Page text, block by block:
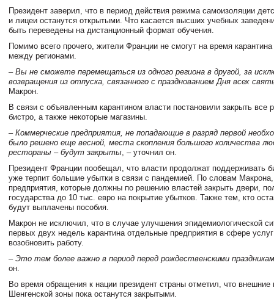
Президент заверил, что в период действия режима самоизоляции
и лицеи останутся открытыми. Что касается высших учебных
быть переведены на дистанционный формат обучения.
Помимо всего прочего, жители Франции не смогут на время карантина
между регионами.
– Вы не сможете перемещаться из одного региона в другой, за
возвращения из отпуска, связанного с празднованием Дня всех
Макрон.
В связи с объявленным карантином власти постановили закрыть все
бистро, а также некоторые магазины.
– Коммерческие предприятия, не попадающие в разряд первой
было решено еще весной, места скопления большого количества
рестораны – будут закрыты , – уточнил он.
Президент Франции пообещал, что власти продолжат поддерживать
уже терпит большие убытки в связи с пандемией. По словам
предприятия, которые должны по решению властей закрыть двери,
государства до 10 тыс. евро на покрытие убытков. Также тем, кто
будут выплачены пособия.
Макрон не исключил, что в случае улучшения эпидемиологической
первых двух недель карантина отдельные предприятия в сфере
возобновить работу.
– Это тем более важно в период перед рождественскими
он.
Во время обращения к нации президент страны отметил, что внешние
Шенгенской зоны пока останутся закрытыми.